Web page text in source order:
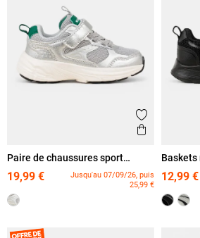
Ajouter aux
Aperçu
Paire de chaussures sport
19,99 €
Jusqu'au 07/09/26, puis
25,99 €
Baskets
12,99 €